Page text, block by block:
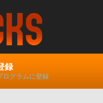
録
ログラムに登録